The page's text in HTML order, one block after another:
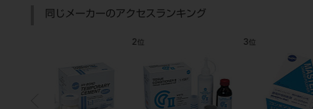
同じメーカーのアクセスランキング